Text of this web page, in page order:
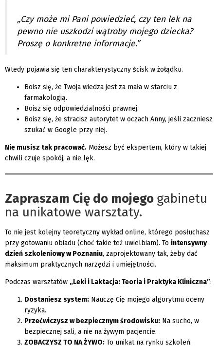
„Czy może mi Pani powiedzieć, czy ten lek na
pewno nie uszkodzi wątroby mojego dziecka?
Proszę o konkretne informacje.”
Wtedy pojawia się ten charakterystyczny ścisk w żołądku.
Boisz się, że Twoja wiedza jest za mała w starciu z
farmakologią.
Boisz się odpowiedzialności prawnej.
Boisz się, że stracisz autorytet w oczach Anny, jeśli zaczniesz
szukać w Google przy niej.
Nie musisz tak pracować. Możesz być ekspertem, który w takiej
chwili czuje spokój, a nie lęk.
Zapraszam Cię do mojego gabinetu
na unikatowe warsztaty.
To nie jest kolejny teoretyczny wykład online, którego posłuchasz
przy gotowaniu obiadu (choć takie też uwielbiam). To intensywny
dzień szkoleniowy w Poznaniu, zaprojektowany tak, żeby dać
maksimum praktycznych narzędzi i umiejętności.
Podczas warsztatów „Leki i Laktacja: Teoria i Praktyka Kliniczna”:
Dostaniesz system: Nauczę Cię mojego algorytmu oceny
ryzyka.
Przećwiczysz w bezpiecznym środowisku: Na sucho, w
bezpiecznej sali, a nie na żywym pacjencie.
ZOBACZYSZ TO NA ŻYWO: To unikat na rynku szkoleń.